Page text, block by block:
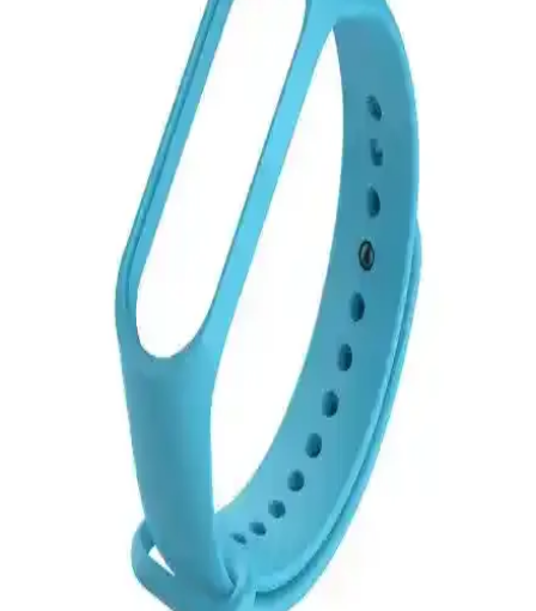
Kadife iç yüzeyli ve silikon malzemeden üretilen bu şık kılıf, iPhone
11'inize estetik ve dayanıklı koruma sağlar, farklı renk seçenekleriyle
MobaxAksesuar Apple Watch Kordonları: Estetik
ve Fonksiyonelliğin Birleşimi
MobaxAksesuar Apple Watch kordonları, çeşitli boyut ve renk
seçenekleriyle estetik ve fonksiyonelliği bir arada sunar. Hafif, esnek
ve ayarlanabilir yapısıyla günlük kullanım için idealdir.
Vip Case 42mm-45mm Apple Watch Silikon
Kordonu İnceleme ve Kullanıcı Yorumları
Vip Case spor silikon kordonu, çeşitli renk ve boyut seçenekleriyle
Apple Watch kullanıcılarına dayanıklı, hafif ve şık bir aksesuar
sunar. Suya ve tere dayanıklı yapısıyla aktif yaşam tarzına uygun.
MobaxAksesuar Apple Watch 10 42mm Kordonu:
Estetik ve Fonksiyonellik Bir Arada
MobaxAksesuar Apple Watch 10 42mm modeli, elastik yapısı ve
canlı renk seçenekleriyle günlük ve spor aktivitelerinde rahatlık ve
şıklık sunar. Farklı bilek ölçülerine uyum sağlar, estetik ve dayanıklı
tasarımıyla öne çıkar.